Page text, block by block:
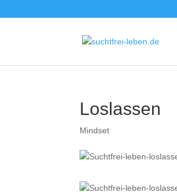
Loslassen
Mindset